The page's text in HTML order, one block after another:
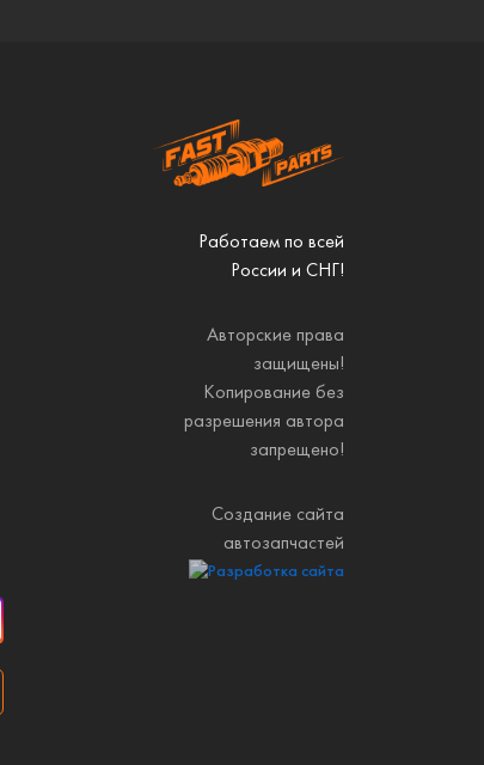
Работаем по всей
России и СНГ!
Авторские права
защищены!
Копирование без
разрешения автора
запрещено!
Создание сайта
автозапчастей